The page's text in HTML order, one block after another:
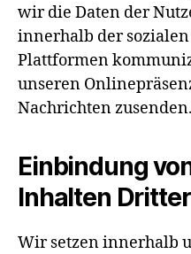
wir die Daten der
innerhalb der
Plattformen
unseren
Nachrichten zusenden.
Einbindung
Inhalten Dritter
Wir setzen innerhalb